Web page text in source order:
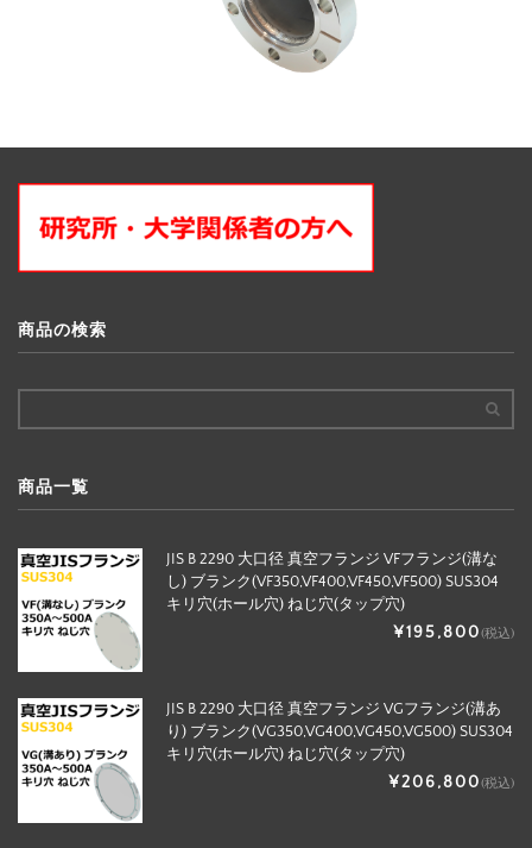
商品の検索
商品一覧
JIS B 2290 大口径 真空フランジ VFフランジ(溝な
し) ブランク(VF350,VF400,VF450,VF500) SUS304
キリ穴(ホール穴) ねじ穴(タップ穴)
¥195,800(税込)
JIS B 2290 大口径 真空フランジ VGフランジ(溝あ
り) ブランク(VG350,VG400,VG450,VG500) SUS304
キリ穴(ホール穴) ねじ穴(タップ穴)
¥206,800(税込)